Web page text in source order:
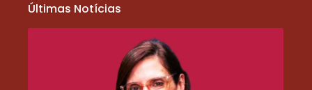
Últimas Notícias